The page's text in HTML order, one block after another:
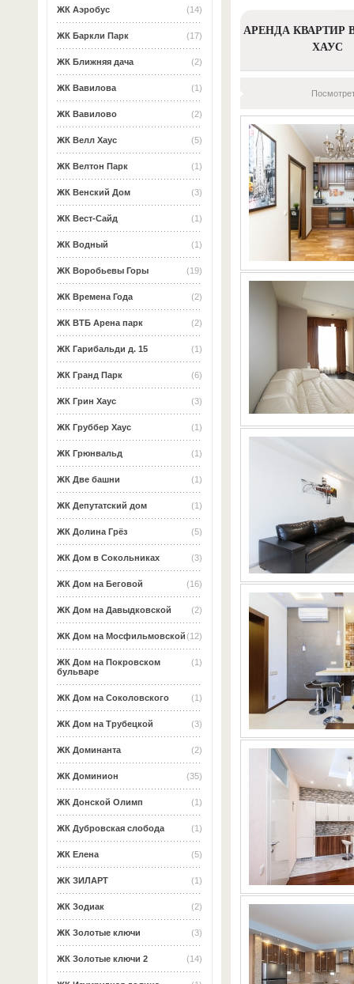
(14)
ЖК Аэробус
(17)
ЖК Баркли Парк
(2)
ЖК Ближняя дача
(1)
ЖК Вавилова
(2)
ЖК Вавилово
(5)
ЖК Велл Хаус
(1)
ЖК Велтон Парк
(3)
ЖК Венский Дом
(1)
ЖК Вест-Сайд
(1)
ЖК Водный
(19)
ЖК Воробьевы Горы
(2)
ЖК Времена Года
(2)
ЖК ВТБ Арена парк
(1)
ЖК Гарибальди д. 15
(6)
ЖК Гранд Парк
(3)
ЖК Грин Хаус
(1)
ЖК Груббер Хаус
(1)
ЖК Грюнвальд
(1)
ЖК Две башни
(1)
ЖК Депутатский дом
(5)
ЖК Долина Грёз
(3)
ЖК Дом в Сокольниках
(16)
ЖК Дом на Беговой
(2)
ЖК Дом на Давыдковской
(12)
ЖК Дом на Мосфильмовской
(1)
ЖК Дом на Покровском
бульваре
(1)
ЖК Дом на Соколовского
(3)
ЖК Дом на Трубецкой
(2)
ЖК Доминанта
(35)
ЖК Доминион
(1)
ЖК Донской Олимп
(1)
ЖК Дубровская слобода
(5)
ЖК Елена
(1)
ЖК ЗИЛАРТ
(2)
ЖК Зодиак
(3)
ЖК Золотые ключи
(14)
ЖК Золотые ключи 2
АРЕНДА КВАРТИР
ХАУС